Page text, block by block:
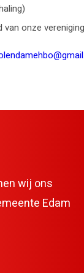
onze vereniging
wij ons
Edam